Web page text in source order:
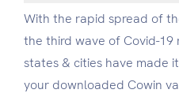
With the rapid spread of
the third wave of Covid-19
states & cities have made
your downloaded Cowin